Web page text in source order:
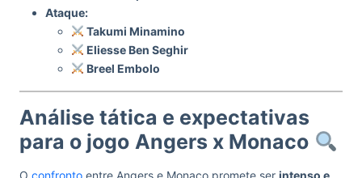
Ataque:
Takumi Minamino
Eliesse Ben Seghir
Breel Embolo
Análise tática e expectativas
para o jogo Angers x Monaco
O confronto entre Angers e Monaco promete ser intenso e